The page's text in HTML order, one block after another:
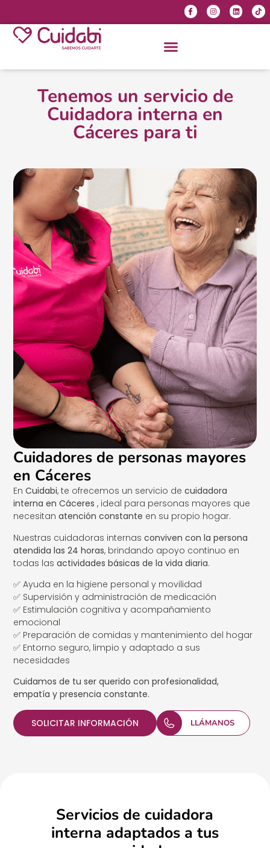
Tenemos un servicio de
Cuidadora interna en
Cáceres para ti
Cuidadores de personas mayores
en Cáceres
EnCuidabi, te ofrecemos un servicio decuidadora
interna en Cáceres, ideal para personas mayores que
necesitanatención constante en su propio hogar.
Nuestras cuidadoras internasconviven con la persona
atendida las 24 horas, brindando apoyo continuo en
todas lasactividades básicas de la vida diaria.
✅ Ayuda en la higiene personal y movilidad
✅ Supervisión y administración de medicación
✅ Estimulación cognitiva y acompañamiento
emocional
✅ Preparación de comidas y mantenimiento del hogar
✅ Entorno seguro, limpio y adaptado a sus
necesidades
Cuidamos de tu ser querido con profesionalidad,
empatía y presencia constante.
SOLICITAR INFORMACIÓN LLÁMANOS
Servicios de cuidadora
interna adaptados a tus